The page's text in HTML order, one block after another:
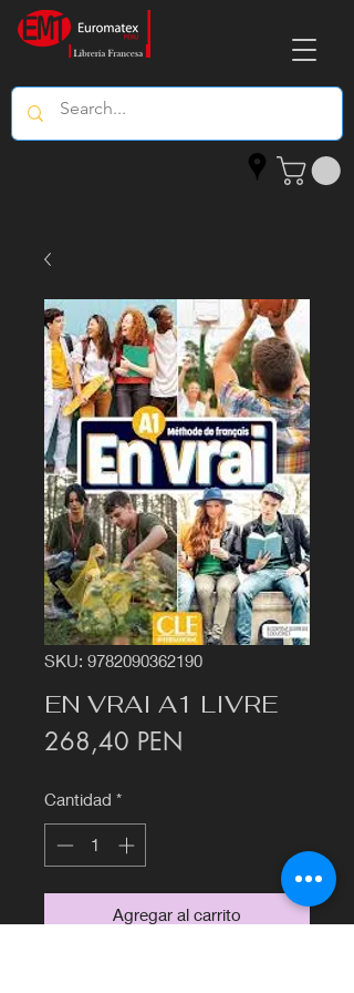
SKU: 9782090362190
EN VRAI A1 LIVRE
268,40 PEN
Cantidad *
Agregar al carrito